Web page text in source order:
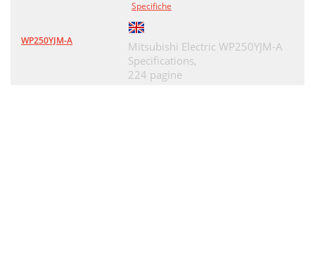
WP250YJM-A
Specifiche
Mitsubishi Electric WP250YJM-A
Specifications,
224 pagine